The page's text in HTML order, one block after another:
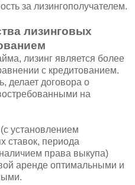
за лизингополучателем.
лизинговых
лизинг является более
с кредитованием.
делает договора о
на
установлением
ставок, периода
права выкупа)
аренде оптимальными и